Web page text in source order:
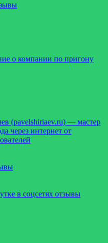
о компании по пригону
(pavelshiriaev.ru) — мастер
через интернет от
в соцсетях отзывы